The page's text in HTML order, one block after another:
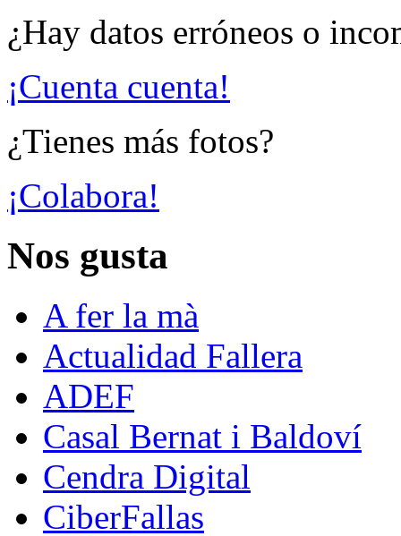
¿Hay datos erróneos o
¡Cuenta cuenta!
¿Tienes más fotos?
¡Colabora!
Nos gusta
A fer la mà
Actualidad Fallera
ADEF
Casal Bernat i Baldoví
Cendra Digital
CiberFallas